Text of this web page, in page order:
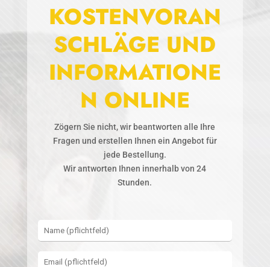
KOSTENVORAN
SCHLÄGE UND
INFORMATIONE
N ONLINE
Zögern Sie nicht, wir beantworten alle Ihre
Fragen und erstellen Ihnen ein Angebot für
jede Bestellung.
Wir antworten Ihnen innerhalb von 24
Stunden.